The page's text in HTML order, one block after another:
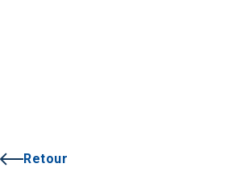
Retour